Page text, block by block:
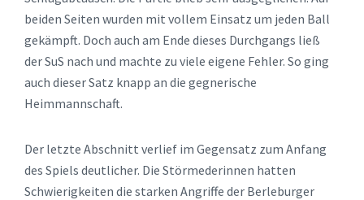
beiden Seiten wurden mit vollem Einsatz um jeden Ball
gekämpft. Doch auch am Ende dieses Durchgangs ließ
der SuS nach und machte zu viele eigene Fehler. So ging
auch dieser Satz knapp an die gegnerische
Heimmannschaft.
Der letzte Abschnitt verlief im Gegensatz zum Anfang
des Spiels deutlicher. Die Störmederinnen hatten
Schwierigkeiten die starken Angriffe der Berleburger